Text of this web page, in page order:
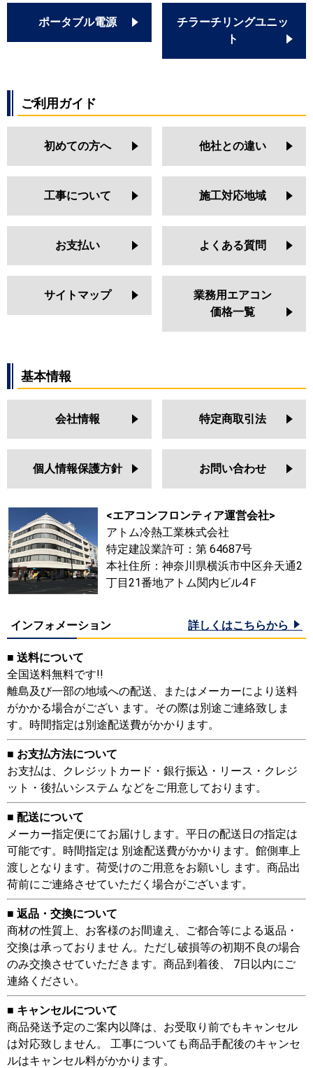
ポータブル電源
チラーチリングユニッ
ト
ご利用ガイド
初めての方へ 他社との違い
工事について 施工対応地域
お支払い よくある質問
サイトマップ
業務用エアコン
価格一覧
基本情報
会社情報 特定商取引法
個人情報保護方針 お問い合わせ
<エアコンフロンティア運営会社>
アトム冷熱工業株式会社
特定建設業許可：第 64687号
本社住所：神奈川県横浜市中区弁天通2
丁目21番地アトム関内ビル4Ｆ
インフォメーション 詳しくはこちらから
■ 送料について
全国送料無料です!!
離島及び一部の地域への配送、またはメーカーにより送料
がかかる場合がござい ます。その際は別途ご連絡致しま
す。時間指定は別途配送費がかかります。
■ お支払方法について
お支払は、クレジットカード・銀行振込・リース・クレジ
ット・後払いシステム などをご用意しております。
■ 配送について
メーカー指定便にてお届けします。平日の配送日の指定は
可能です。時間指定は 別途配送費がかかります。館側車上
渡しとなります。荷受けのご用意をお願いし ます。商品出
荷前にご連絡させていただく場合がございます。
■ 返品・交換について
商材の性質上、お客様のお間違え、ご都合等による返品・
交換は承っておりませ ん。ただし破損等の初期不良の場合
のみ交換させていただきます。商品到着後、 7日以内にご
連絡ください。
■ キャンセルについて
商品発送予定のご案内以降は、お受取り前でもキャンセル
は対応致しません。 工事についても商品手配後のキャンセ
ルはキャンセル料がかかります。